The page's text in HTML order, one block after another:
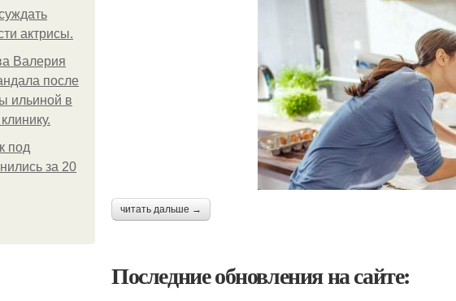
актрисы.
Валерия
после
ильиной в
под
за 20
читать дальше →
Последние обновления на сайте: